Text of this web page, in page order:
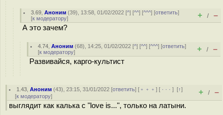
3.69 ,Аноним (39), 13:58, 01/02/2022 [^] [^^] [^^^] [ответить]
[к модератору] + / –
А это зачем?
4.74 ,Аноним (68), 14:25, 01/02/2022 [^] [^^] [^^^] [ответить]
[к модератору] + / –
Развивайся, карго-культист
1.43 ,Аноним (43), 23:15, 31/01/2022 [ответить] [ ﹢﹢﹢] [ · · ·][↑]
[к модератору] + / –
выглядит как калька с "love is...", только на латыни.